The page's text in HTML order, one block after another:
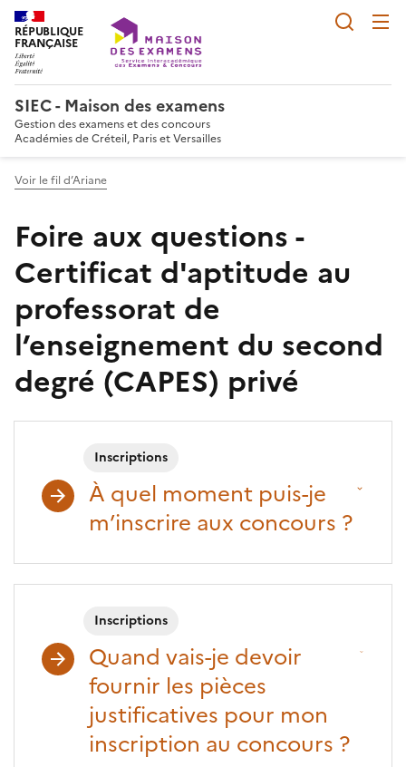
RÉPUBLIQUE
FRANÇAISE
SIEC - Maison des examens
Gestion des examens et des concours
Académies de Créteil, Paris et Versailles
Voir le fil d’Ariane
Foire aux questions -
Certificat d'aptitude au
professorat de
l’enseignement du second
degré (CAPES) privé
Inscriptions
À quel moment puis-je
m’inscrire aux concours ?
Inscriptions
Quand vais-je devoir
fournir les pièces
justificatives pour mon
inscription au concours ?